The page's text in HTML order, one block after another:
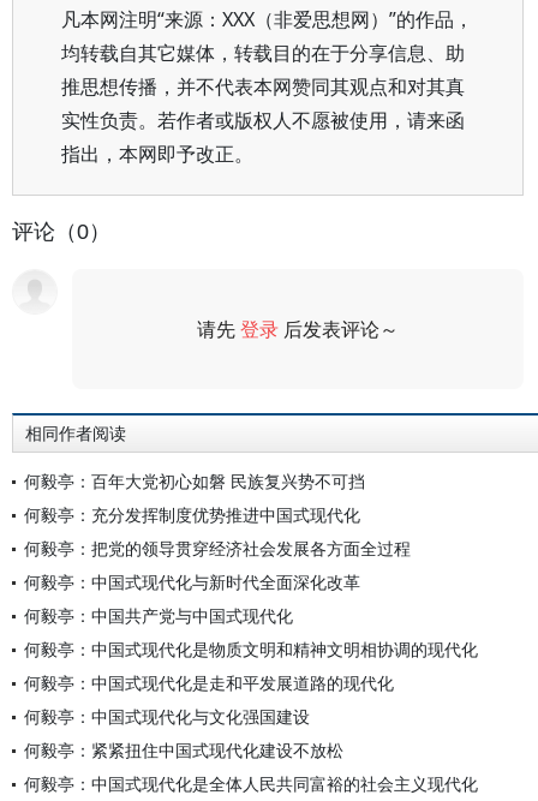
凡本网注明“来源：XXX（非爱思想网）”的作品，
均转载自其它媒体，转载目的在于分享信息、助
推思想传播，并不代表本网赞同其观点和对其真
实性负责。若作者或版权人不愿被使用，请来函
指出，本网即予改正。
评论（0）
请先登录 后发表评论～
相同作者阅读
何毅亭：百年大党初心如磐 民族复兴势不可挡
何毅亭：充分发挥制度优势推进中国式现代化
何毅亭：把党的领导贯穿经济社会发展各方面全过程
何毅亭：中国式现代化与新时代全面深化改革
何毅亭：中国共产党与中国式现代化
何毅亭：中国式现代化是物质文明和精神文明相协调的现代化
何毅亭：中国式现代化是走和平发展道路的现代化
何毅亭：中国式现代化与文化强国建设
何毅亭：紧紧扭住中国式现代化建设不放松
何毅亭：中国式现代化是全体人民共同富裕的社会主义现代化